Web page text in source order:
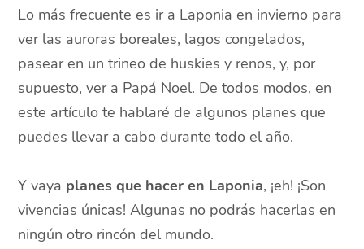
Lo más frecuente es ir a Laponia en invierno para
ver las auroras boreales, lagos congelados,
pasear en un trineo de huskies y renos, y, por
supuesto, ver a Papá Noel. De todos modos, en
este artículo te hablaré de algunos planes que
puedes llevar a cabo durante todo el año.
Y vaya planes que hacer en Laponia, ¡eh! ¡Son
vivencias únicas! Algunas no podrás hacerlas en
ningún otro rincón del mundo.